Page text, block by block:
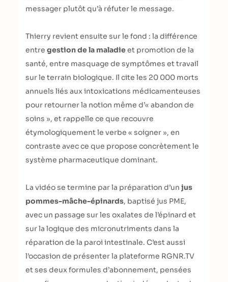
messager plutôt qu’à réfuter le message.
Thierry revient ensuite sur le fond : la différence
entre gestion de la maladieet promotion de la
santé, entre masquage de symptômes et travail
sur le terrain biologique. Il cite les 20 000 morts
annuels liés aux intoxications médicamenteuses
pour retourner la notion même d’« abandon de
soins », et rappelle ce que recouvre
étymologiquement le verbe « soigner », en
contraste avec ce que propose concrètement le
système pharmaceutique dominant.
La vidéo se termine par la préparation d’un jus
pommes-mâche-épinards, baptisé jus PME,
avec un passage sur les oxalates de l’épinard et
sur la logique des micronutriments dans la
réparation de la paroi intestinale. C’est aussi
l’occasion de présenter la plateforme RGNR.TV
et ses deux formules d’abonnement, pensées